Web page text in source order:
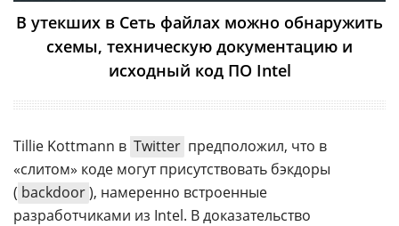
В утекших в Сеть файлах можно обнаружить
схемы, техническую документацию и
исходный код ПО Intel
Tillie Kottmann в Twitter предположил, что в
«слитом» коде могут присутствовать бэкдоры
( backdoor), намеренно встроенные
разработчиками из Intel. В доказательство